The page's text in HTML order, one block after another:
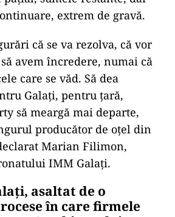
extrem de gravă.
că se va rezolva, că vor
avem încredere, numai că
care se văd. Să dea
Galați, pentru țară,
să meargă mai departe,
producător de oțel din
Marian Filimon,
IMM Galați.
asaltat de o
în care firmele